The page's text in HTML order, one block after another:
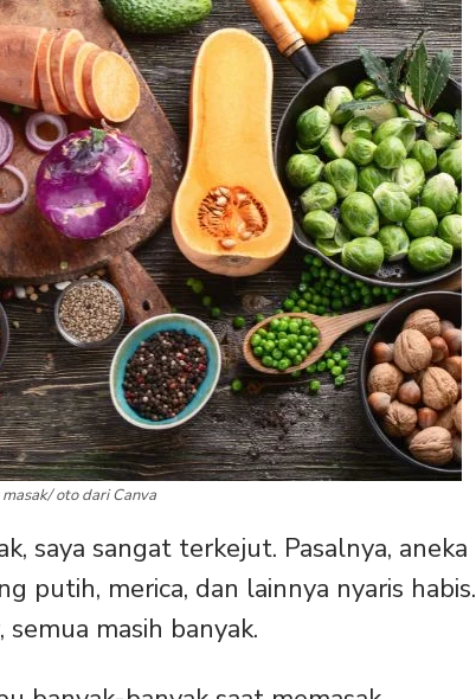
oto dari Canva
saya sangat terkejut. Pasalnya, aneka
putih, merica, dan lainnya nyaris habis.
masih banyak.